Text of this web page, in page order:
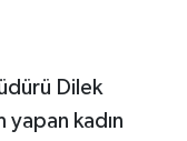
Dilek
yapan kadın